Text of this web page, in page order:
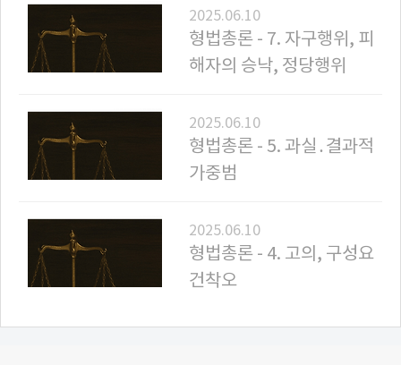
2025.06.10
형법총론 - 7. 자구행위, 피
해자의 승낙, 정당행위
2025.06.10
형법총론 - 5. 과실․결과적
가중범
2025.06.10
형법총론 - 4. 고의, 구성요
건착오